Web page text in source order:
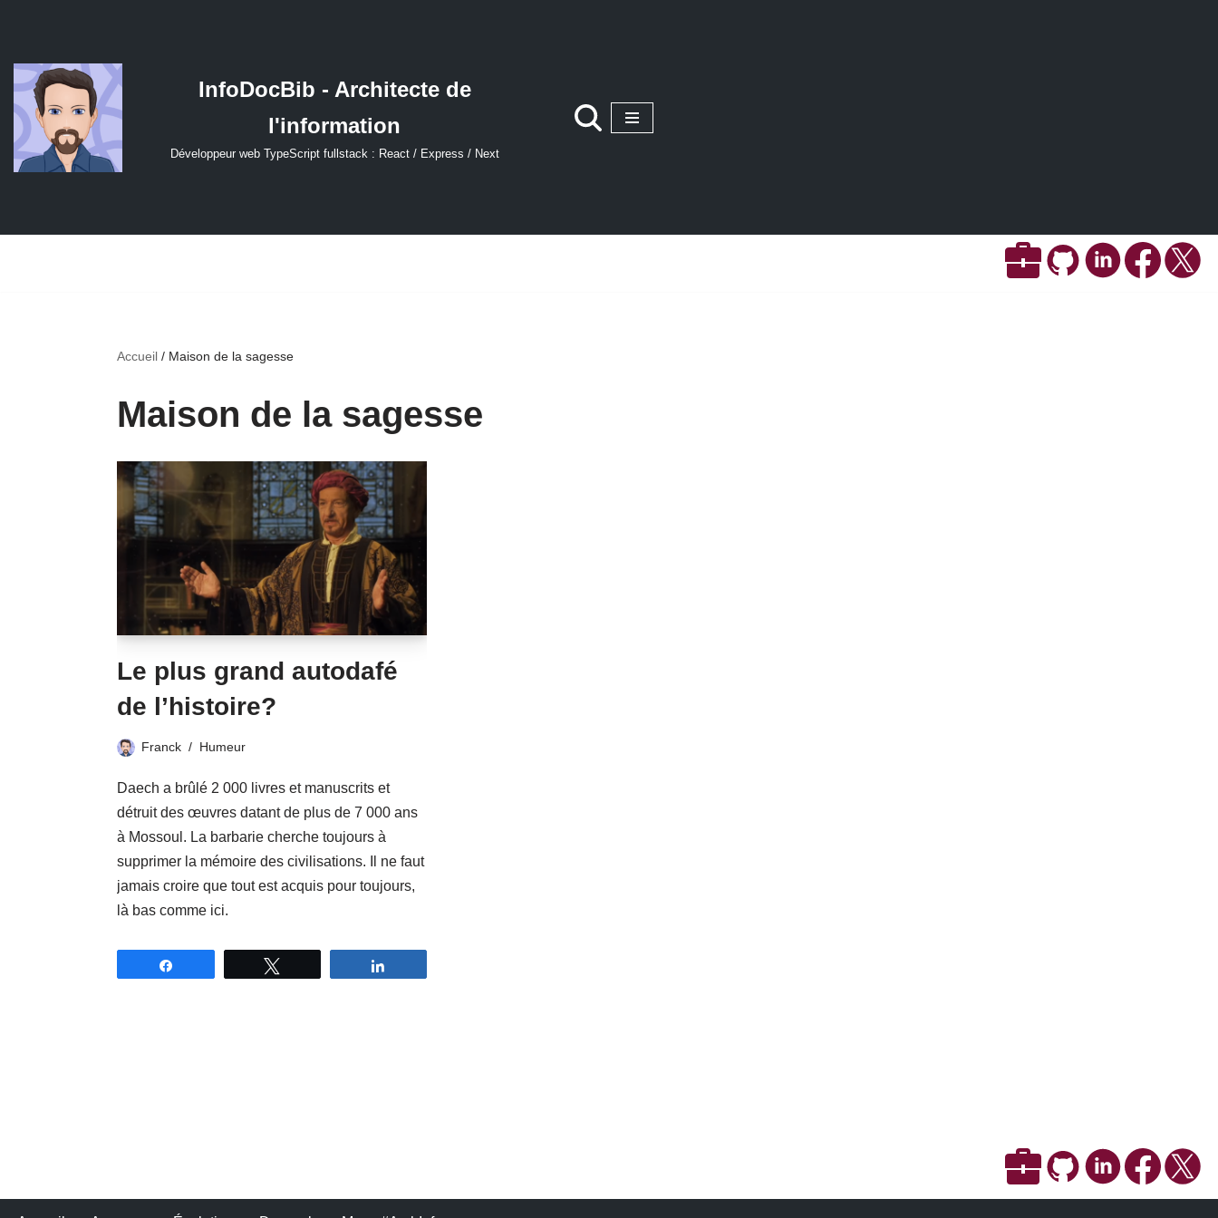
au
contenu
InfoDocBib - Architecte de
l'information
Développeur web TypeScript fullstack : React / Express / Next
Accueil / Maison de la sagesse
Maison de la sagesse
Le plus grand autodafé
de l’histoire?
Franck Humeur
Daech a brûlé 2 000 livres et manuscrits et
détruit des œuvres datant de plus de 7 000 ans
à Mossoul. La barbarie cherche toujours à
supprimer la mémoire des civilisations. Il ne faut
jamais croire que tout est acquis pour toujours,
là bas comme ici.